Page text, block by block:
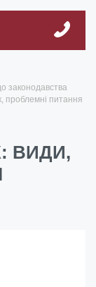
законодавства
проблемні питання
ВИДИ,